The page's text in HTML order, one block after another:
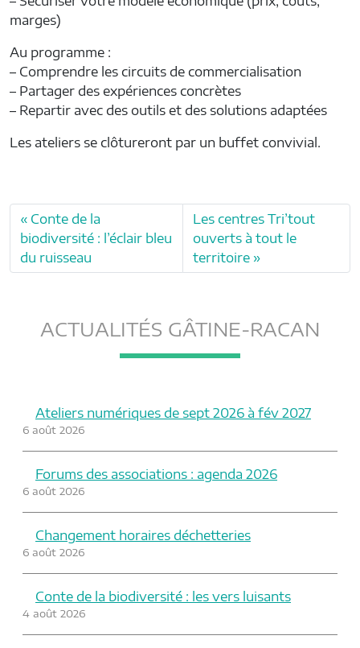
marges)
Au programme :
– Comprendre les circuits de commercialisation
– Partager des expériences concrètes
– Repartir avec des outils et des solutions adaptées
Les ateliers se clôtureront par un buffet convivial.
Conte de la
biodiversité : l’éclair bleu
du ruisseau
Les centres Tri’tout
ouverts à tout le
territoire
ACTUALITÉS GÂTINE-RACAN
Ateliers numériques de sept 2026 à fév 2027
6 août 2026
Forums des associations : agenda 2026
6 août 2026
Changement horaires déchetteries
6 août 2026
Conte de la biodiversité : les vers luisants
4 août 2026